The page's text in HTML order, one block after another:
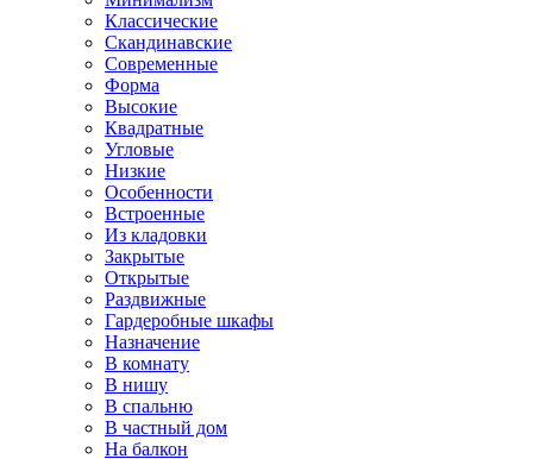
Классические
Скандинавские
Современные
Форма
Высокие
Квадратные
Угловые
Низкие
Особенности
Встроенные
Из кладовки
Закрытые
Открытые
Раздвижные
Гардеробные шкафы
Назначение
В комнату
В нишу
В спальню
В частный дом
На балкон